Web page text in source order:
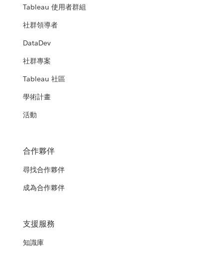
Tableau 使用者群組
社群領導者
DataDev
社群專案
Tableau 社區
學術計畫
活動
合作夥伴
尋找合作夥伴
成為合作夥伴
支援服務
知識庫